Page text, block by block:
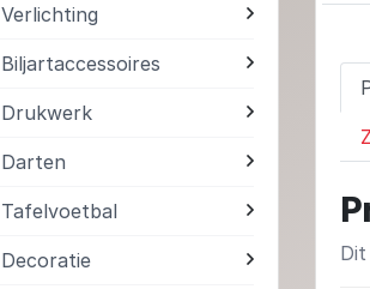
Verlichting
Biljartaccessoires
Drukwerk
Darten
Tafelvoetbal
Decoratie